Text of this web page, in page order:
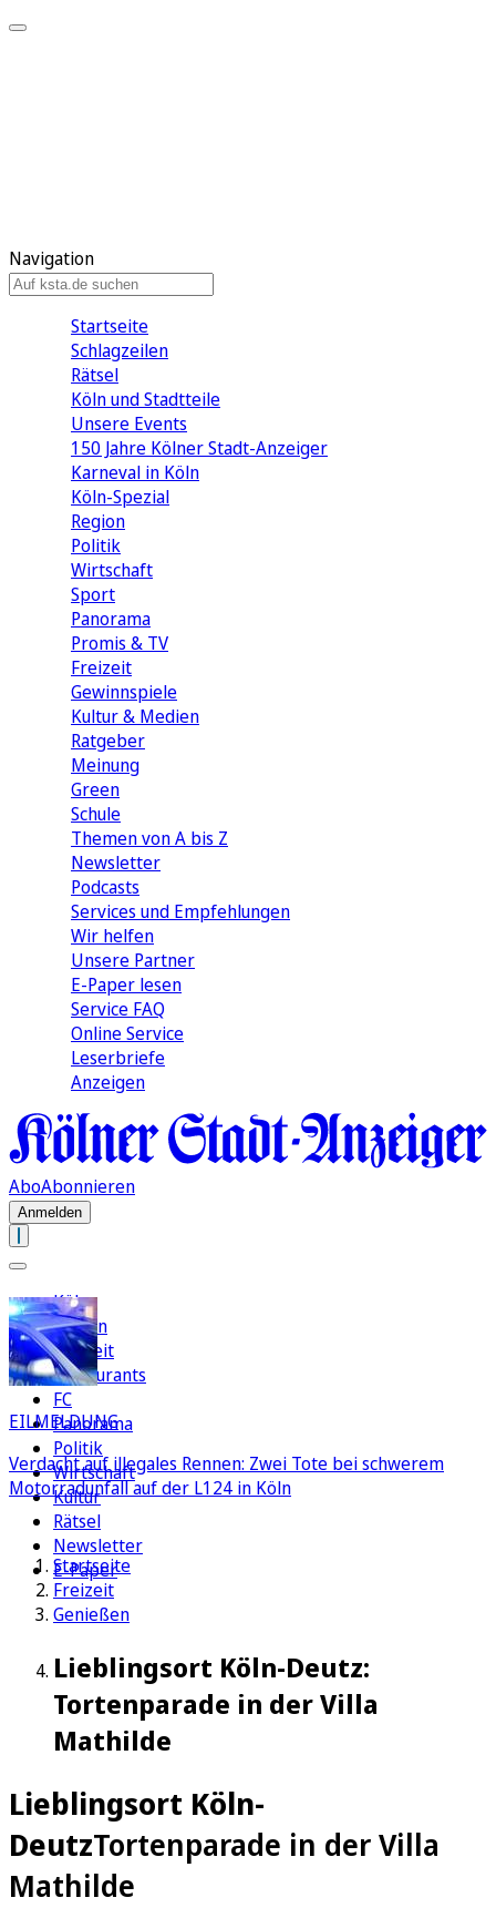
Navigation
Startseite
Schlagzeilen
Rätsel
Köln und Stadtteile
Unsere Events
150 Jahre Kölner Stadt-Anzeiger
Karneval in Köln
Köln-Spezial
Region
Politik
Wirtschaft
Sport
Panorama
Promis & TV
Freizeit
Gewinnspiele
Kultur & Medien
Ratgeber
Meinung
Green
Schule
Themen von A bis Z
Newsletter
Podcasts
Services und Empfehlungen
Wir helfen
Unsere Partner
E-Paper lesen
Service FAQ
Online Service
Leserbriefe
Anzeigen
AboAbonnieren
Anmelden
Köln
Region
Freizeit
Restaurants
FC
Panorama
Politik
Wirtschaft
Kultur
Rätsel
Newsletter
E-Paper
EILMELDUNG
Verdacht auf illegales Rennen: Zwei Tote bei schwerem
Motorradunfall auf der L124 in Köln
Startseite
Freizeit
Genießen
Lieblingsort Köln-Deutz:
Tortenparade in der Villa
Mathilde
Lieblingsort Köln-
DeutzTortenparade in der Villa
Mathilde